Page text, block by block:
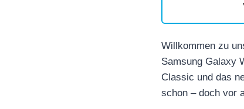
Willkommen zu
Samsung Galaxy
Classic und das
schon – doch vor